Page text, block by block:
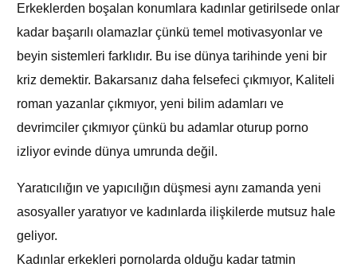
Erkeklerden boşalan konumlara kadınlar getirilsede onlar
kadar başarılı olamazlar çünkü temel motivasyonlar ve
beyin sistemleri farklıdır. Bu ise dünya tarihinde yeni bir
kriz demektir. Bakarsanız daha felsefeci çıkmıyor, Kaliteli
roman yazanlar çıkmıyor, yeni bilim adamları ve
devrimciler çıkmıyor çünkü bu adamlar oturup porno
izliyor evinde dünya umrunda değil.
Yaratıcılığın ve yapıcılığın düşmesi aynı zamanda yeni
asosyaller yaratıyor ve kadınlarda ilişkilerde mutsuz hale
geliyor.
Kadınlar erkekleri pornolarda olduğu kadar tatmin